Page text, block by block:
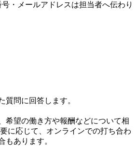
号・メールアドレスは担当者へ伝わり
質問に回答します。
希望の働き方や報酬などについて相
に応じて、オンラインでの打ち合わ
もあります。